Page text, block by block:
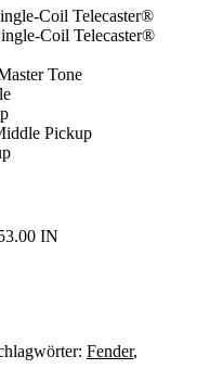
Coil Telecaster®
Coil Telecaster®
Tone
Pickup
IN
Fender,